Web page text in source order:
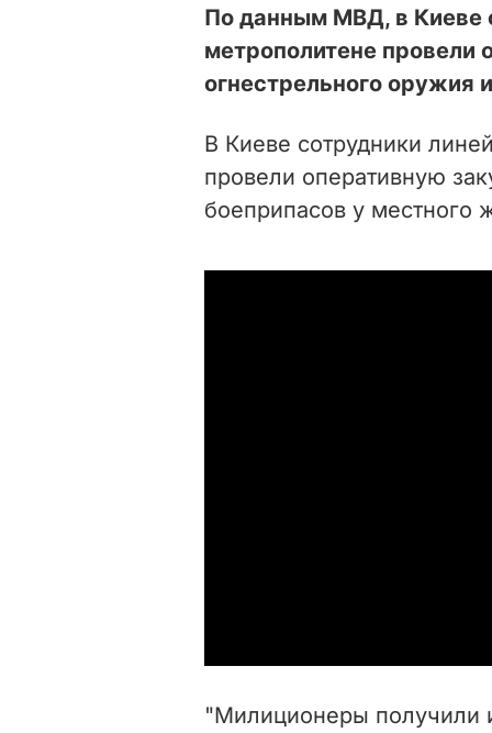
По данным МВД, в Киеве
метрополитене провели
огнестрельного оружия
В Киеве сотрудники
провели оперативную
боеприпасов у местного
"Милиционеры получили